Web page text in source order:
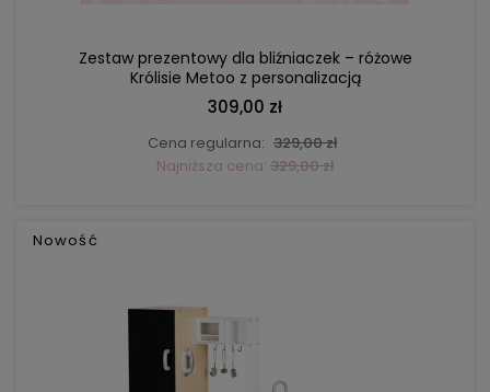
Zestaw prezentowy dla bliźniaczek – różowe
Królisie Metoo z personalizacją
309,00 zł
Cena regularna: 329,00 zł
Najniższa cena: 329,00 zł
Nowość